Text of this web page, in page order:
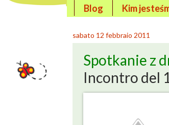
Blog Kim
sabato 12 febbraio 2011
Spotkanie z
Incontro del